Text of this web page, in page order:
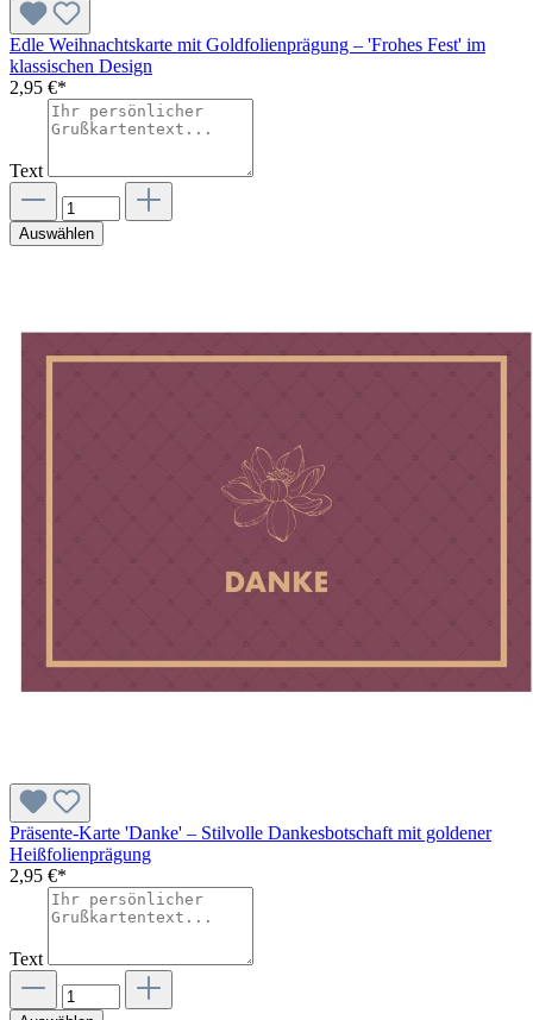
Edle Weihnachtskarte mit Goldfolienprägung – 'Frohes Fest' im
klassischen Design
2,95 €*
Text
Auswählen
Präsente-Karte 'Danke' – Stilvolle Dankesbotschaft mit goldener
Heißfolienprägung
2,95 €*
Text